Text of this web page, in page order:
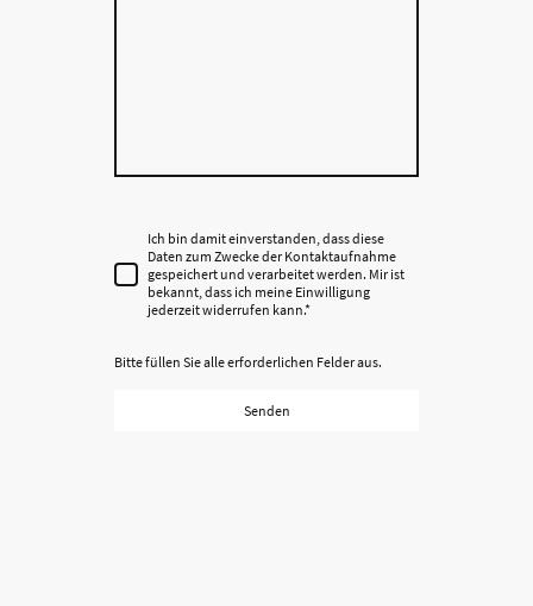
Ich bin damit einverstanden, dass diese
Daten zum Zwecke der Kontaktaufnahme
gespeichert und verarbeitet werden. Mir ist
bekannt, dass ich meine Einwilligung
jederzeit widerrufen kann.*
Bitte füllen Sie alle erforderlichen Felder aus.
Senden